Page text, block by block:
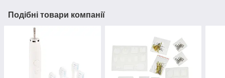
Подібні товари компанії